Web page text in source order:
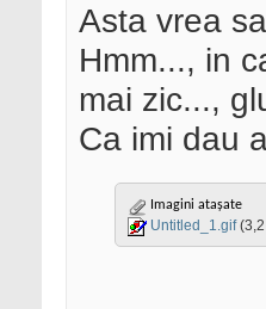
Asta vrea
Hmm..., in
mai zic...,
Ca imi dau
Imagini atașate
Untitled_1.gif